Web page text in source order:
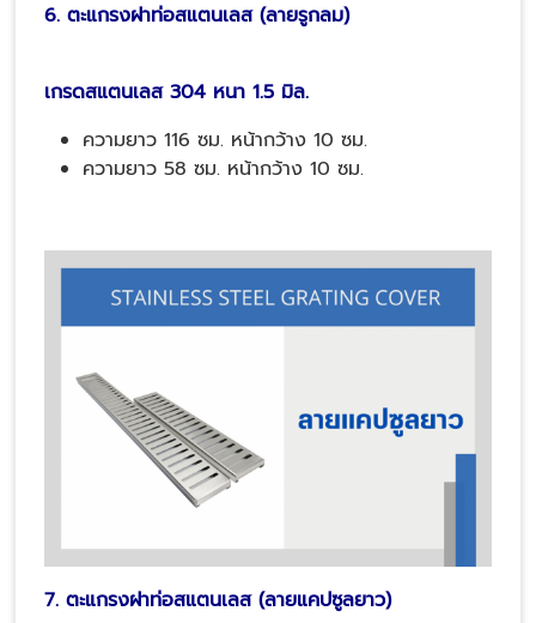
6. ตะแกรงฝาท่อสแตนเลส (ลายรูกลม)
เกรดสแตนเลส 304 หนา 1.5 มิล.
ความยาว 116 ซม. หน้ากว้าง 10 ซม.
ความยาว 58 ซม. หน้ากว้าง 10 ซม.
7. ตะแกรงฝาท่อสแตนเลส (ลายแคปซูลยาว)